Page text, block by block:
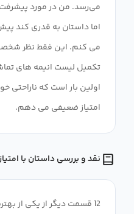
می‌رسد. من در مورد
اما داستان به قدری کند
می کنم. این فقط نظر
تکمیل لیست انیمه های
اولین بار است که ناراحتی
امتیاز ضعیفی می دهم.
نقد و بررسی داستان با امتیاز 5 از
12 قسمت دیگر از یکی از